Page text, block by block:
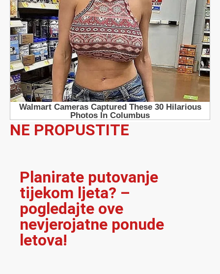
NE PROPUSTITE
Planirate putovanje
tijekom ljeta? –
pogledajte ove
nevjerojatne ponude
letova!